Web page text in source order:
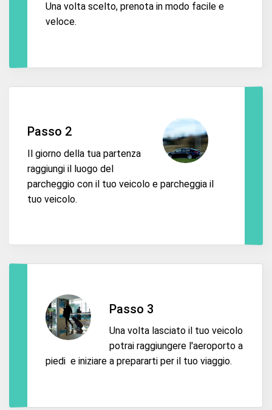
Una volta scelto, prenota in modo facile e
veloce.
Passo 2
Il giorno della tua partenza
raggiungi il luogo del
parcheggio con il tuo veicolo e parcheggia il
tuo veicolo.
Passo 3
Una volta lasciato il tuo veicolo
potrai raggiungere l'aeroporto a
piedi e iniziare a prepararti per il tuo viaggio.